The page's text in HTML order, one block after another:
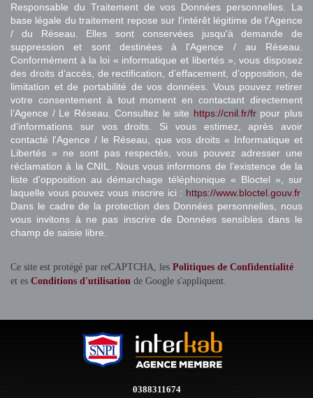
Responsable du Traitement de vos Données personnelles. La
base légale du traitement repose sur l'intérêt légitime de l'Agence
/ du Réseau. Elles sont conservées jusqu'à demande de
suppression et sont destinées à l'Agence / au Réseau.
Conformément à la loi « informatique et libertés », vous disposez
des droits d’accès, de rectification, d’effacement, d’opposition, de
limitation et de portabilité de vos données. Vous pouvez retirer
votre consentement à tout moment en contactant directement
l’Agence / Le Réseau. Consultez le site https://cnil.fr/frpour plus
d’informations sur vos droits. Si vous estimez, après avoir
contacté l'Agence / le Réseau, que vos droits « Informatique et
Libertés » ne sont pas respectés, vous pouvez adresser une
réclamation à la CNIL. Nous vous informons de l’existence de la
liste d'opposition au démarchage téléphonique « Bloctel », sur
laquelle vous pouvez vous inscrire ici : https://www.bloctel.gouv.fr.
Dans le cadre de la protection des Données personnelles, nous
vous invitons à ne pas inscrire de Données sensibles dans le
champ de saisie libre.
Ce site est protégé par reCAPTCHA, les Politiques de Confidentialité
et es Conditions d'utilisation de Google s'appliquent.
0388311674